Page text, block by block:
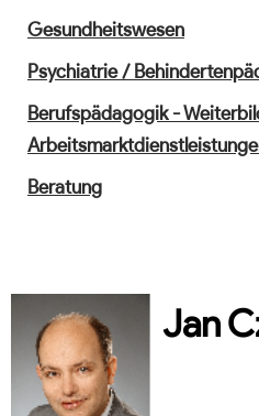
Gesundheitswesen
Psychiatrie /
Berufspädagogik -
Beratung
Jan